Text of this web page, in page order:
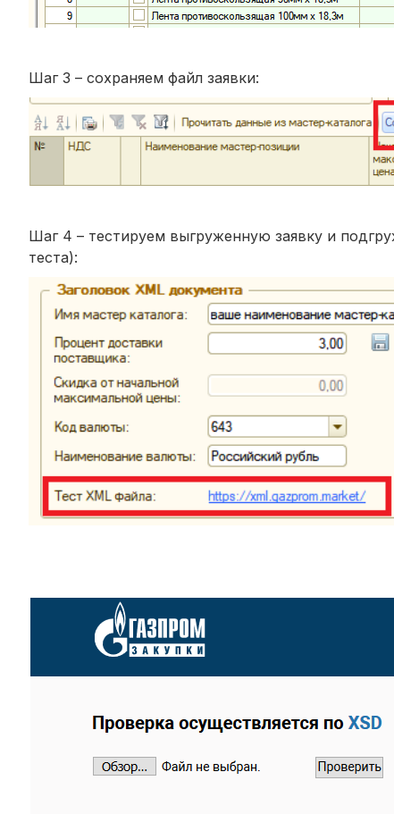
Шаг 3 – сохраняем файл заявки:
Шаг 4 – тестируем выгруженную заявку и
теста):